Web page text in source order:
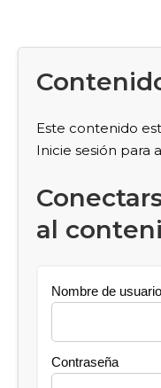
Este contenido
Inicie sesión para
al
Nombre de usuario
Contraseña